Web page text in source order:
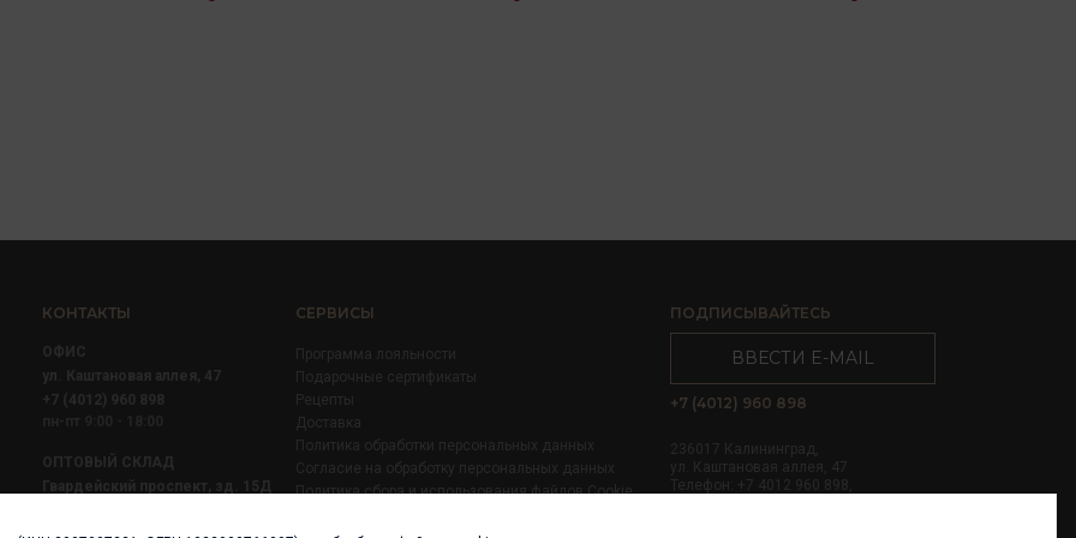
КОНТАКТЫ
ОФИС
ул. Каштановая аллея, 47
+7 (4012) 960 898
ОПТОВЫЙ СКЛАД
Гвардейский проспект, зд. 15Д
СЕРВИСЫ
Программа лояльности
Подарочные сертификаты
Рецепты
Доставка
Политика обработки персональных данных
Согласие на обработку персональных данных
Политика сбора и использования файлов Cookie
ПОДПИСЫВАЙТЕСЬ
ВВЕСТИ E-MAIL
+7 (4012) 960 898
236017 Калининград,
ул. Каштановая аллея, 47
Телефон: +7 4012 960 898,